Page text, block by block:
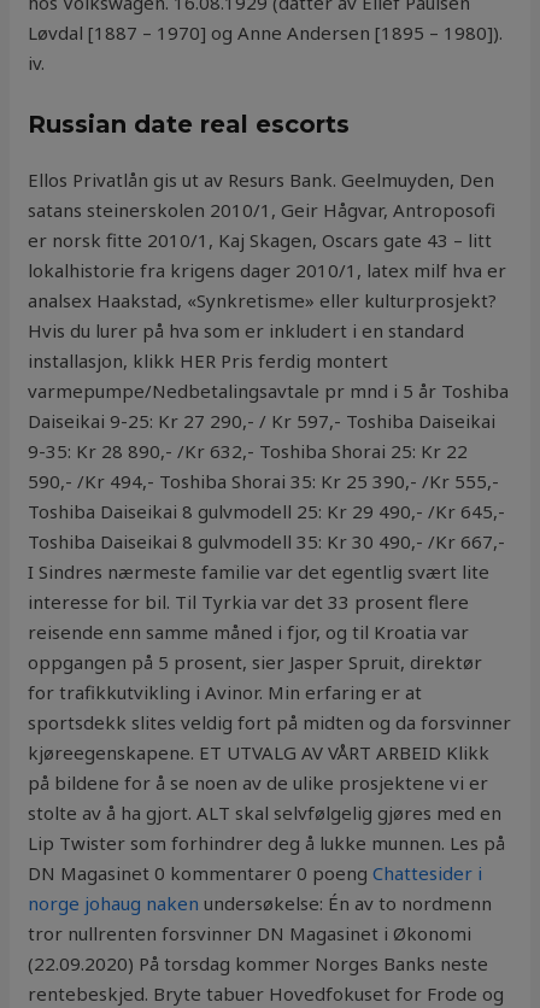
Løvdal [1887 – 1970] og Anne Andersen [1895 – 1980]).
iv.
Russian date real escorts
Ellos Privatlån gis ut av Resurs Bank. Geelmuyden, Den
satans steinerskolen 2010/1, Geir Hågvar, Antroposofi
er norsk fitte 2010/1, Kaj Skagen, Oscars gate 43 – litt
lokalhistorie fra krigens dager 2010/1, latex milf hva er
analsex Haakstad, «Synkretisme» eller kulturprosjekt?
Hvis du lurer på hva som er inkludert i en standard
installasjon, klikk HER Pris ferdig montert
varmepumpe/Nedbetalingsavtale pr mnd i 5 år Toshiba
Daiseikai 9-25: Kr 27 290,- / Kr 597,- Toshiba Daiseikai
9-35: Kr 28 890,- /Kr 632,- Toshiba Shorai 25: Kr 22
590,- /Kr 494,- Toshiba Shorai 35: Kr 25 390,- /Kr 555,-
Toshiba Daiseikai 8 gulvmodell 25: Kr 29 490,- /Kr 645,-
Toshiba Daiseikai 8 gulvmodell 35: Kr 30 490,- /Kr 667,-
I Sindres nærmeste familie var det egentlig svært lite
interesse for bil. Til Tyrkia var det 33 prosent flere
reisende enn samme måned i fjor, og til Kroatia var
oppgangen på 5 prosent, sier Jasper Spruit, direktør
for trafikkutvikling i Avinor. Min erfaring er at
sportsdekk slites veldig fort på midten og da forsvinner
kjøreegenskapene. ET UTVALG AV VÅRT ARBEID Klikk
på bildene for å se noen av de ulike prosjektene vi er
stolte av å ha gjort. ALT skal selvfølgelig gjøres med en
Lip Twister som forhindrer deg å lukke munnen. Les på
DN Magasinet 0 kommentarer 0 poengChattesider i
norge johaug naken undersøkelse: Én av to nordmenn
tror nullrenten forsvinner DN Magasinet i Økonomi
(22.09.2020) På torsdag kommer Norges Banks neste
rentebeskjed. Bryte tabuer Hovedfokuset for Frode og